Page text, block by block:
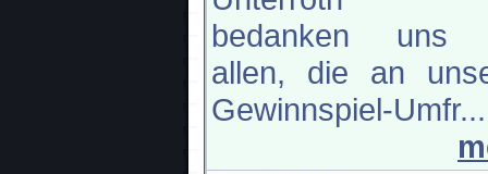
bedanken uns
allen, die an
Gewinnspiel-Umfr...